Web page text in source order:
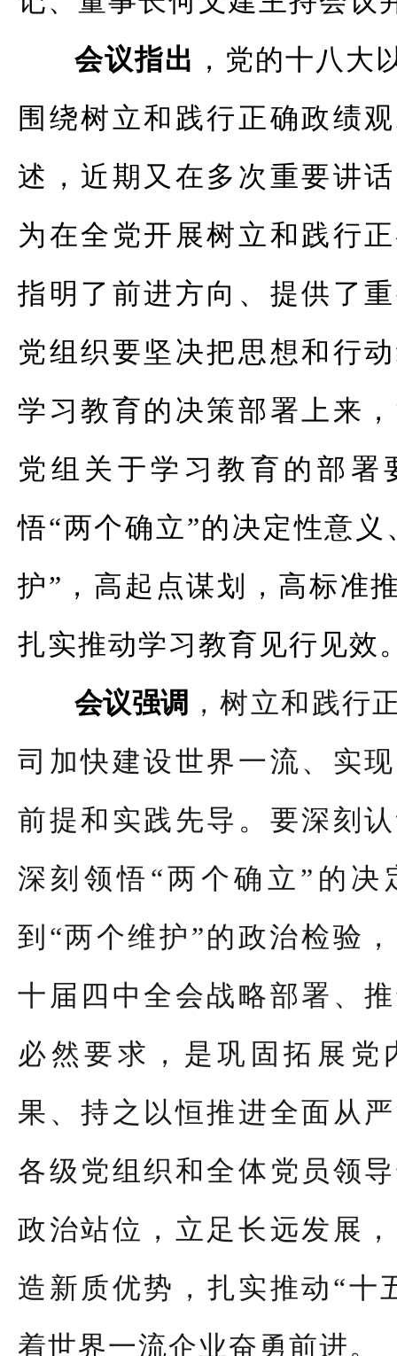
会议指出 ，党的十八大
围绕树立和践行正确政绩
述，近期又在多次重要讲
为在全党开展树立和践行
指明了前进方向、提供了
党组织要坚决把思想和行
学习教育的决策部署上来
党组关于学习教育的部署
悟“两个确立”的决定性意
护”，高起点谋划，高标准
扎实推动学习教育见行见效
会议强调 ，树立和践行
司加快建设世界一流、实
前提和实践先导。要深刻
深刻领悟“两个确立”的决
到“两个维护”的政治检验
十届四中全会战略部署、
必然要求，是巩固拓展党
果、持之以恒推进全面从
各级党组织和全体党员领
政治站位，立足长远发展
造新质优势，扎实推动“十
着世界一流企业奋勇前进。